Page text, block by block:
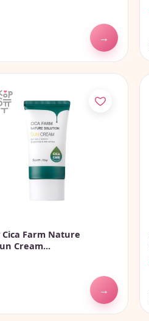
→
Cica Farm Nature
Cream...
→